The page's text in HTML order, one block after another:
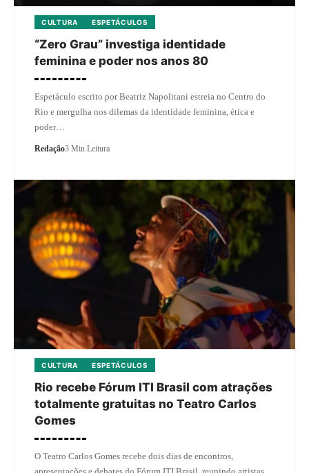
CULTURA ESPETÁCULOS
“Zero Grau” investiga identidade
feminina e poder nos anos 80
Espetáculo escrito por Beatriz Napolitani estreia no Centro do
Rio e mergulha nos dilemas da identidade feminina, ética e
poder…
Redação3 Min Leitura
CULTURA ESPETÁCULOS
Rio recebe Fórum ITI Brasil com atrações
totalmente gratuitas no Teatro Carlos
Gomes
O Teatro Carlos Gomes recebe dois dias de encontros,